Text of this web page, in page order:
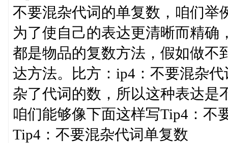
不要混杂代词的单复数，咱们举
为了使自己的表达更清晰而精确
都是物品的复数方法，假如做不
达方法。比方：ip4：不要混杂
杂了代词的数，所以这种表达是
咱们能够像下面这样写Tip4：不
Tip4：不要混杂代词单复数